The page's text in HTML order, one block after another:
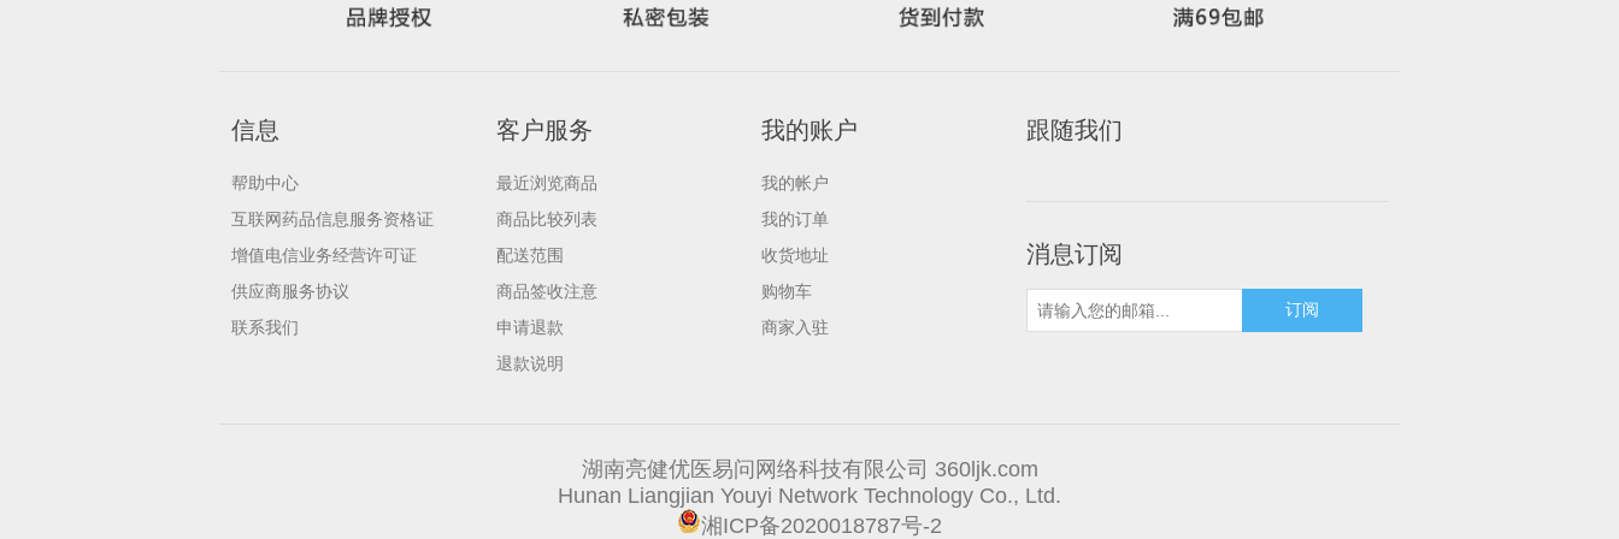
信息
帮助中心
互联网药品信息服务资格证
增值电信业务经营许可证
供应商服务协议
联系我们
客户服务
最近浏览商品
商品比较列表
配送范围
商品签收注意
申请退款
退款说明
我的账户
我的帐户
我的订单
收货地址
购物车
商家入驻
跟随我们
消息订阅
湖南亮健优医易问网络科技有限公司 360ljk.com
Hunan Liangjian Youyi Network Technology Co., Ltd.
湘ICP备2020018787号-2